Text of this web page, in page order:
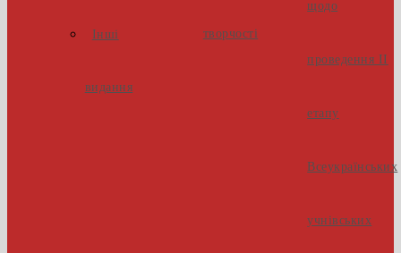
Інші
видання
творчості
щодо
проведення ІІ
етапу
Всеукраїнських
учнівських